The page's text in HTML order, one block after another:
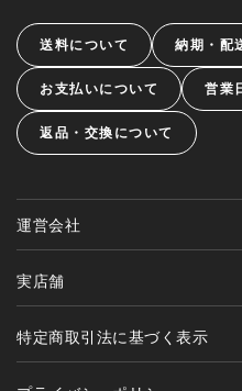
送料について 納期・配
お支払いについて 営業
返品・交換について
運営会社
実店舗
特定商取引法に基づく表示